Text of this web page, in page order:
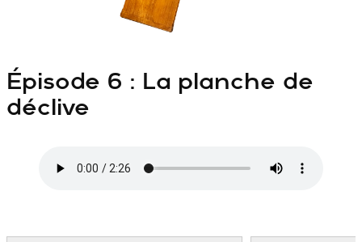
Épisode 6 : La planche de
déclive